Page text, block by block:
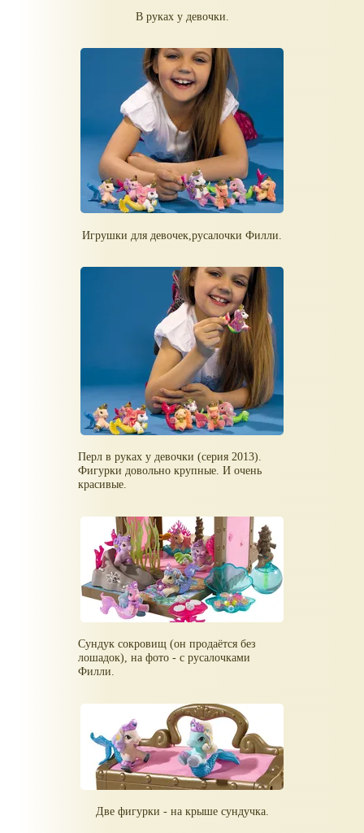
В руках у девочки.
Игрушки для девочек,русалочки Филли.
Перл в руках у девочки (серия 2013).
Фигурки довольно крупные. И очень
красивые.
Сундук сокровищ (он продаётся без
лошадок), на фото - с русалочками
Филли.
Две фигурки - на крыше сундучка.